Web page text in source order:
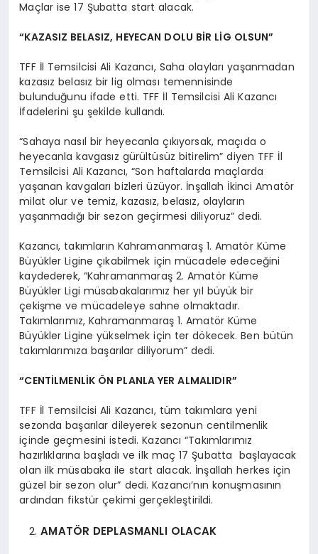
Maçlar ise 17 Şubatta start alacak.
“KAZASIZ BELASIZ, HEYECAN DOLU BİR LİG OLSUN”
TFF İl Temsilcisi Ali Kazancı, Saha olayları yaşanmadan
kazasız belasız bir lig olması temennisinde
bulunduğunu ifade etti. TFF İl Temsilcisi Ali Kazancı
İfadelerini şu şekilde kullandı.
“Sahaya nasıl bir heyecanla çıkıyorsak, maçıda o
heyecanla kavgasız gürültüsüz bitirelim” diyen TFF İl
Temsilcisi Ali Kazancı, “Son haftalarda maçlarda
yaşanan kavgaları bizleri üzüyor. İnşallah İkinci Amatör
milat olur ve temiz, kazasız, belasız, olayların
yaşanmadığı bir sezon geçirmesi diliyoruz” dedi.
Kazancı, takımların Kahramanmaraş 1. Amatör Küme
Büyükler Ligine çıkabilmek için mücadele edeceğini
kaydederek, “Kahramanmaraş 2. Amatör Küme
Büyükler Ligi müsabakalarımız her yıl büyük bir
çekişme ve mücadeleye sahne olmaktadır.
Takımlarımız, Kahramanmaraş 1. Amatör Küme
Büyükler Ligine yükselmek için ter dökecek. Ben bütün
takımlarımıza başarılar diliyorum” dedi.
“CENTİLMENLİK ÖN PLANLA YER ALMALIDIR”
TFF İl Temsilcisi Ali Kazancı, tüm takımlara yeni
sezonda başarılar dileyerek sezonun centilmenlik
içinde geçmesini istedi. Kazancı “Takımlarımız
hazırlıklarına başladı ve ilk maç 17 Şubatta başlayacak
olan ilk müsabaka ile start alacak. İnşallah herkes için
güzel bir sezon olur” dedi. Kazancı’nın konuşmasının
ardından fikstür çekimi gerçekleştirildi.
AMATÖR DEPLASMANLI OLACAK